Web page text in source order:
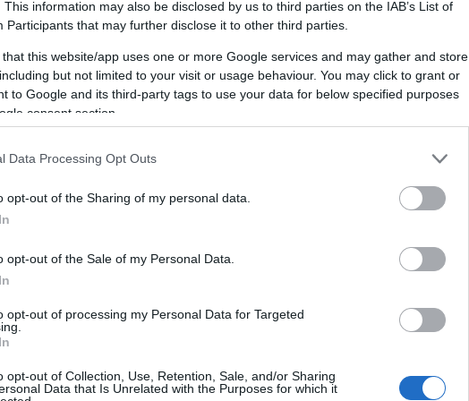
This information may also be disclosed by us to third parties on the IAB’s List of
Participants that may further disclose it to other third parties.
that this website/app uses one or more Google services and may gather and store
but not limited to your visit or usage behaviour. You may click to grant or
to Google and its third-party tags to use your data for below specified purposes
consent section.
Data Processing Opt Outs
opt-out of the Sharing of my personal data.
opt-out of the Sale of my Personal Data.
opt-out of processing my Personal Data for Targeted
opt-out of Collection, Use, Retention, Sale, and/or Sharing
Data that Is Unrelated with the Purposes for which it
azok asötét sikátorok, ahová senki sem néz be
hibás attribúció, rosszul beállított események).
konzultáció nem attól „AI", hogy mindenre ráírjuk, hogy
és a döntéseket egyetlen rendszerként kezeli
gyorsítónak, nagyítónak, és néha fémdetektornak.
célja nem az, hogy kapsz egy „szép
hogy kapj: